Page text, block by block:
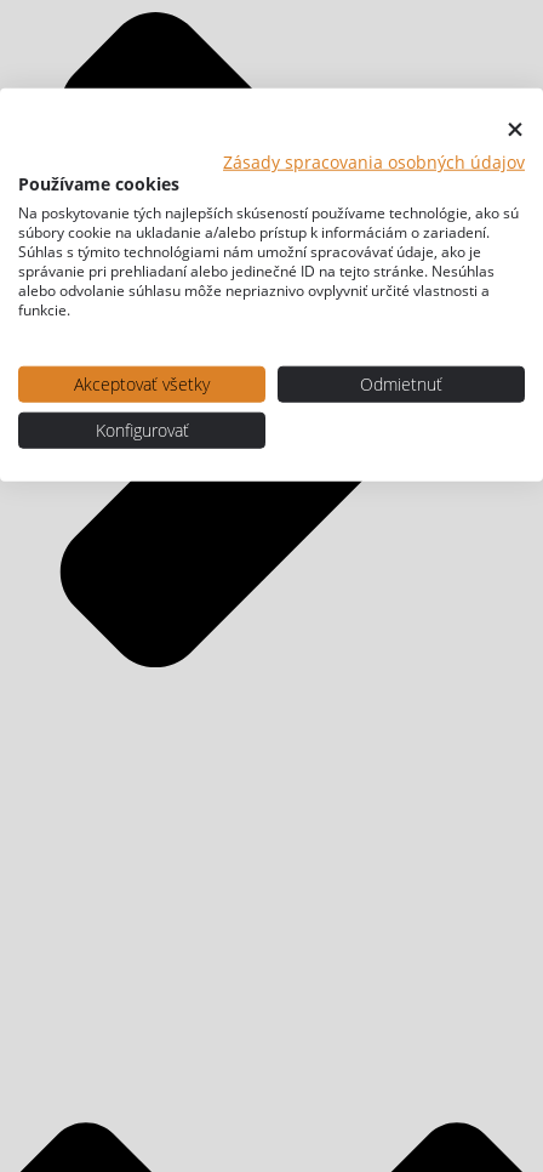
Zásady spracovania osobných údajov
Používame cookies
Na poskytovanie tých najlepších skúseností používame technológie, ako sú
súbory cookie na ukladanie a/alebo prístup k informáciám o zariadení.
Súhlas s týmito technológiami nám umožní spracovávať údaje, ako je
správanie pri prehliadaní alebo jedinečné ID na tejto stránke. Nesúhlas
alebo odvolanie súhlasu môže nepriaznivo ovplyvniť určité vlastnosti a
funkcie.
Akceptovať všetky
Odmietnuť
Konfigurovať